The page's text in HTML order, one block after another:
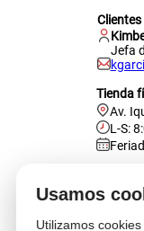
Usamos
Utilizamos
Jefa
Tienda
Av.
L-S: